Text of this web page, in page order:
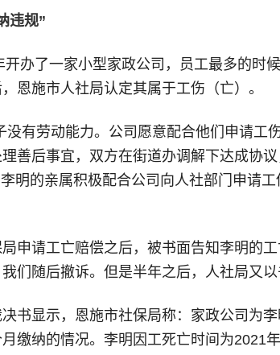
违规”
办了一家小型家政公司，员工最多的时
恩施市人社局认定其属于工伤（亡）。
没有劳动能力。公司愿意配合他们申请工
善后事宜，双方在街道办调解下达成协
明的亲属积极配合公司向人社部门申请
申请工亡赔偿之后，被书面告知李明的
们随后撤诉。但是半年之后，人社局又
书显示，恩施市社保局称：家政公司为
缴纳的情况。李明因工死亡时间为2021